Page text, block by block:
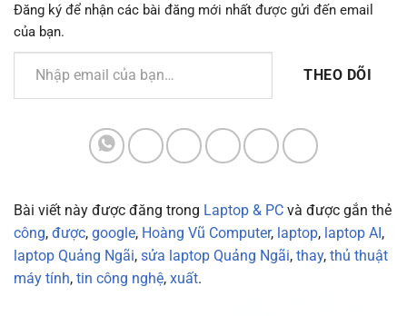
Đăng ký để nhận các bài đăng mới nhất được gửi đến email
của bạn.
Nhập email của bạn…
THEO DÕI
Bài viết này được đăng trong Laptop & PC và được gắn thẻ
công, được, google, Hoàng Vũ Computer, laptop, laptop AI ,
laptop Quảng Ngãi, sửa laptop Quảng Ngãi, thay, thủ thuật
máy tính, tin công nghệ, xuất.